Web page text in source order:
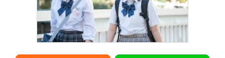
中国
九州・沖縄